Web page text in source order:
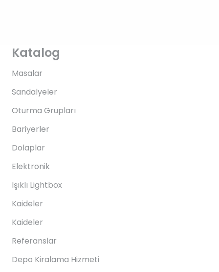
Katalog
Masalar
Sandalyeler
Oturma Grupları
Bariyerler
Dolaplar
Elektronik
Işıklı Lightbox
Kaideler
Kaideler
Referanslar
Depo Kiralama Hizmeti